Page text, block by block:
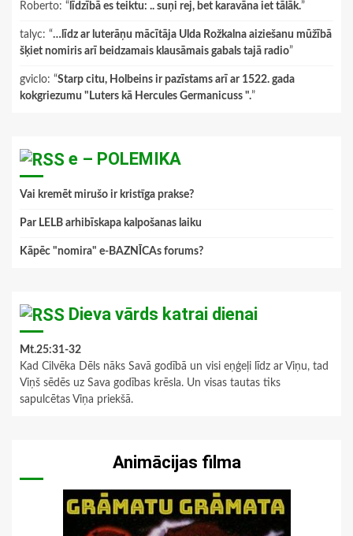
Roberto: “ līdzībā es teiktu: .. suņi rej, bet karavāna iet tālāk.”
talyc: “…līdz ar luterāņu mācītāja Ulda Rožkalna aiziešanu mūžībā
šķiet nomiris arī beidzamais klausāmais gabals tajā radio”
gviclo: “Starp citu, Holbeins ir pazīstams arī ar 1522. gada
kokgriezumu "Luters kā Hercules Germanicuss ".”
e – POLEMIKA
Vai kremēt mirušo ir kristīga prakse?
Par LELB arhibīskapa kalpošanas laiku
Kāpēc "nomira" e-BAZNĪCAs forums?
Dieva vārds katrai dienai
Mt.25:31-32
Kad Cilvēka Dēls nāks Savā godībā un visi eņģeļi līdz ar Viņu, tad
Viņš sēdēs uz Sava godības krēsla. Un visas tautas tiks
sapulcētas Viņa priekšā.
Animācijas filma